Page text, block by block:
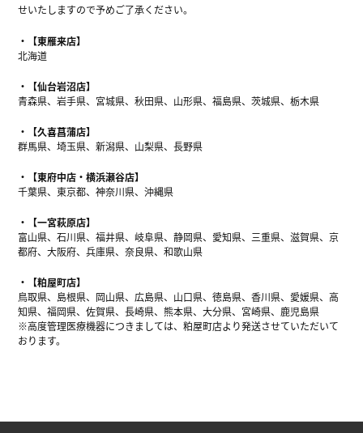
せいたしますので予めご了承ください。
【東雁来店】
北海道
【仙台岩沼店】
青森県、岩手県、宮城県、秋田県、山形県、福島県、茨城県、栃木県
【久喜菖蒲店】
群馬県、埼玉県、新潟県、山梨県、長野県
【東府中店・横浜瀬谷店】
千葉県、東京都、神奈川県、沖縄県
【一宮萩原店】
富山県、石川県、福井県、岐阜県、静岡県、愛知県、三重県、滋賀県、京
都府、大阪府、兵庫県、奈良県、和歌山県
【粕屋町店】
鳥取県、島根県、岡山県、広島県、山口県、徳島県、香川県、愛媛県、高
知県、福岡県、佐賀県、長崎県、熊本県、大分県、宮崎県、鹿児島県
※高度管理医療機器につきましては、粕屋町店より発送させていただいて
おります。